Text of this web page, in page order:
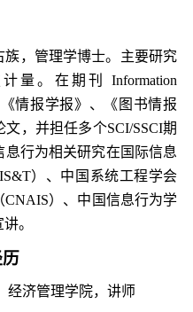
族，管理学博士。主要研究
量。在期刊
Information
情报学报》、《图书情报
文，并担任多个SCI/SSCI期
行为相关研究在国际信息
）、中国系统工程学会
CNAIS）、中国信息行为学
。
经济管理学院，讲师